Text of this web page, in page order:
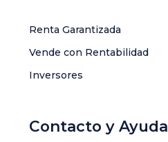
Renta Garantizada
Vende con Rentabilidad
Inversores
Contacto y Ayuda